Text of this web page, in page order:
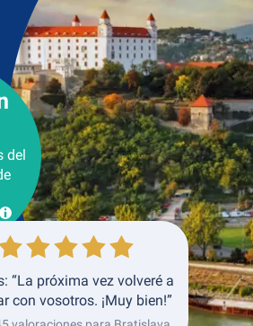
del
“La próxima vez volveré a
con vosotros. ¡Muy bien!”